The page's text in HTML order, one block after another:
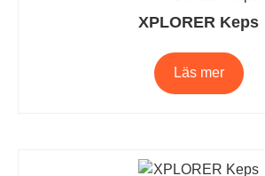
XPLORER Keps
Läs mer